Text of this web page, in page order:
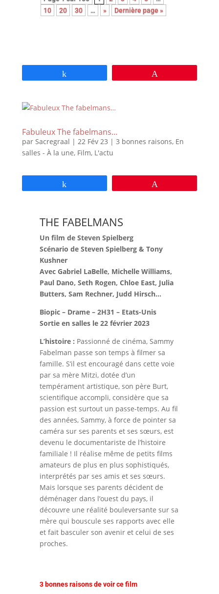
10
20 30 … » Dernière page »
Fabuleux The fabelmans…
par Sacregraal | 22 Fév 23 | 3 bonnes raisons, En
salles - À la une, Film, L'actu
THE FABELMANS
Un film de Steven Spielberg
Scénario de Steven Spielberg & Tony
Kushner
Avec Gabriel LaBelle, Michelle Williams,
Paul Dano, Seth Rogen, Chloe East, Julia
Butters, Sam Rechner, Judd Hirsch…
Biopic – Drame – 2H31 – Etats-Unis
Sortie en salles le 22 février 2023
L’histoire : Passionné de cinéma, Sammy
Fabelman passe son temps à filmer sa
famille. S’il est encouragé dans cette voie
par sa mère Mitzi, dotée d’un
tempérament artistique, son père Burt,
scientifique accompli, considère que sa
passion est surtout un passe-temps. Au fil
des années, Sammy, à force de pointer sa
caméra sur ses parents et ses sœurs, est
devenu le documentariste de l’histoire
familiale ! Il réalise même de petits films
amateurs de plus en plus sophistiqués,
interprétés par ses amis et ses sœurs.
Mais lorsque ses parents décident de
déménager dans l’ouest du pays, il
découvre une réalité bouleversante sur sa
mère qui bouscule ses rapports avec elle
et fait basculer son avenir et celui de ses
proches.
3 bonnes raisons de voir ce film